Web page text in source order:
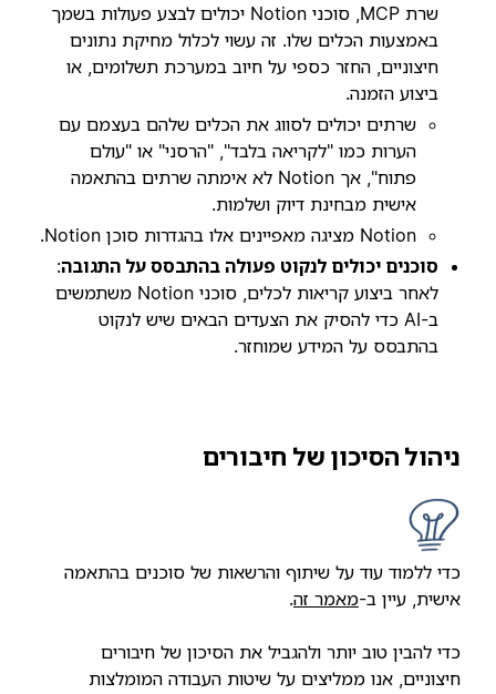
שרת MCP, סוכני Notion יכולים לבצע פעולות בשמך
באמצעות הכלים שלו. זה עשוי לכלול מחיקת נתונים
חיצוניים, החזר כספי על חיוב במערכת תשלומים, או
ביצוע הזמנה.
שרתים יכולים לסווג את הכלים שלהם בעצמם עם
הערות כמו "לקריאה בלבד", "הרסני" או "עולם
פתוח", אך Notion לא אימתה שרתים בהתאמה
אישית מבחינת דיוק ושלמות.
Notion מציגה מאפיינים אלו בהגדרות סוכן Notion.
סוכנים יכולים לנקוט פעולה בהתבסס על התגובה:
לאחר ביצוע קריאות לכלים, סוכני Notion משתמשים
ב-AI כדי להסיק את הצעדים הבאים שיש לנקוט
בהתבסס על המידע שמוחזר.
ניהול הסיכון של חיבורים
כדי ללמוד עוד על שיתוף והרשאות של סוכנים בהתאמה
אישית, עיין ב-מאמר זה.
כדי להבין טוב יותר ולהגביל את הסיכון של חיבורים
חיצוניים, אנו ממליצים על שיטות העבודה המומלצות